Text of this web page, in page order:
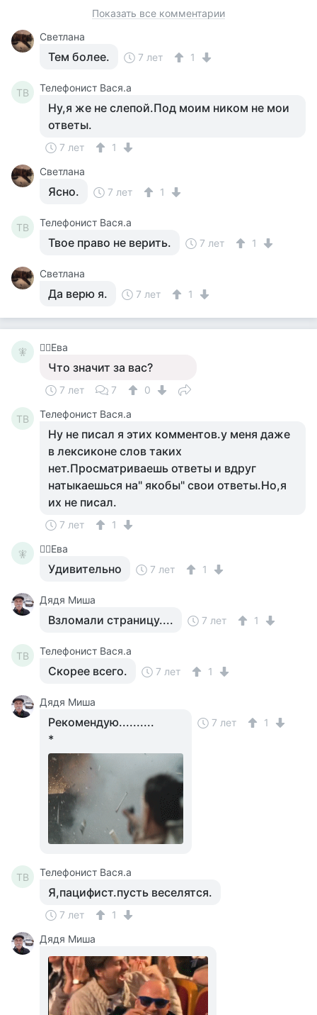
Показать все комментарии
Светлана
Тем более. 7 лет 1
ТВ Телефонист Вася.а
Ну,я же не слепой.Под моим ником не мои
ответы.
7 лет
1
Светлана
Ясно. 7 лет 1
ТВ Телефонист Вася.а
Твое право не верить. 7 лет 1
Светлана
Да верю я. 7 лет 1
🧚‍ 🧚‍♀️Ева
Что значит за вас?
7 лет 7 0
ТВ Телефонист Вася.а
Ну не писал я этих комментов.у меня даже
в лексиконе слов таких
нет.Просматриваешь ответы и вдруг
натыкаешься на" якобы" свои ответы.Но,я
их не писал.
7 лет 1
🧚‍ 🧚‍♀️Ева
Удивительно 7 лет 1
Дядя Миша
Взломали страницу.... 7 лет 1
ТВ Телефонист Вася.а
Скорее всего. 7 лет 1
Дядя Миша
Рекомендую..........
*
7 лет 1
ТВ Телефонист Вася.а
Я,пацифист.пусть веселятся.
7 лет
1
Дядя Миша